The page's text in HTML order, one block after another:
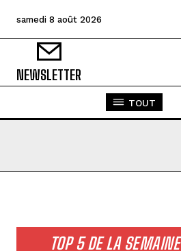
samedi 8 août 2026
NEWSLETTER
TOUT
TOP 5 DE LA SEMAINE